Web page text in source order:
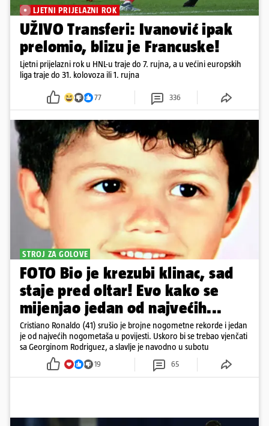
LJETNI PRIJELAZNI ROK
UŽIVO Transferi: Ivanović ipak
prelomio, blizu je Francuske!
Ljetni prijelazni rok u HNL-u traje do 7. rujna, a u većini europskih
liga traje do 31. kolovoza ili 1. rujna
77 336
STROJ ZA GOLOVE
FOTO Bio je krezubi klinac, sad
staje pred oltar! Evo kako se
mijenjao jedan od najvećih...
Cristiano Ronaldo (41) srušio je brojne nogometne rekorde i jedan
je od najvećih nogometaša u povijesti. Uskoro bi se trebao vjenčati
sa Georginom Rodriguez, a slavlje je navodno u subotu
19 65